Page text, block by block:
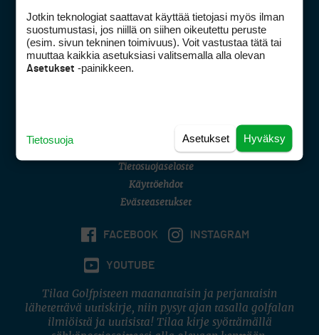
Golfpisteen yhteystiedot
DSA avoimuusraportti
Asiakaspalvelu
(digi) digi@otavamedia.fi
Tietosuojaseloste
Käyttöehdot
Evästeasetukset
FACEBOOK INSTAGRAM
YOUTUBE
Tilaa Golfpisteen maanantaisin ja perjantaisin
lähetettävä uutiskirje, niin pysyt ajan tasalla golfalan
ilmiöistä ja uutisista! Tilaa kirje syöttämällä
Jotkin teknologiat saattavat käyttää tietojasi myös ilman
suostumustasi, jos niillä on siihen oikeutettu peruste
(esim. sivun tekninen toimivuus). Voit vastustaa tätä tai
muuttaa kaikkia asetuksiasi valitsemalla alla olevan
Asetukset -painikkeen.
Hyväksy
Asetukset
Tietosuoja